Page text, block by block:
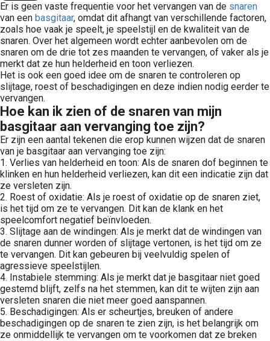
Er is geen vaste frequentie voor het vervangen van de snaren
van een basgitaar, omdat dit afhangt van verschillende factoren,
zoals hoe vaak je speelt, je speelstijl en de kwaliteit van de
snaren. Over het algemeen wordt echter aanbevolen om de
snaren om de drie tot zes maanden te vervangen, of vaker als je
merkt dat ze hun helderheid en toon verliezen.
Het is ook een goed idee om de snaren te controleren op
slijtage, roest of beschadigingen en deze indien nodig eerder te
vervangen.
Hoe kan ik zien of de snaren van mijn
basgitaar aan vervanging toe zijn?
Er zijn een aantal tekenen die erop kunnen wijzen dat de snaren
van je basgitaar aan vervanging toe zijn:
1. Verlies van helderheid en toon: Als de snaren dof beginnen te
klinken en hun helderheid verliezen, kan dit een indicatie zijn dat
ze versleten zijn.
2. Roest of oxidatie: Als je roest of oxidatie op de snaren ziet,
is het tijd om ze te vervangen. Dit kan de klank en het
speelcomfort negatief beïnvloeden.
3. Slijtage aan de windingen: Als je merkt dat de windingen van
de snaren dunner worden of slijtage vertonen, is het tijd om ze
te vervangen. Dit kan gebeuren bij veelvuldig spelen of
agressieve speelstijlen.
4. Instabiele stemming: Als je merkt dat je basgitaar niet goed
gestemd blijft, zelfs na het stemmen, kan dit te wijten zijn aan
versleten snaren die niet meer goed aanspannen.
5. Beschadigingen: Als er scheurtjes, breuken of andere
beschadigingen op de snaren te zien zijn, is het belangrijk om
ze onmiddellijk te vervangen om te voorkomen dat ze breken